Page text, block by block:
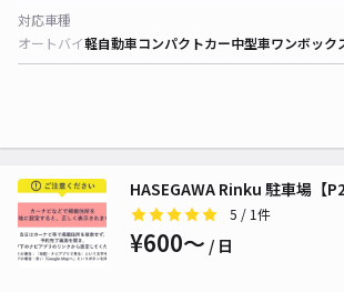
対応車種
オートバイ軽自動車コンパクトカー中型車ワンボック
HASEGAWA Rinku 駐車場【P2
5 / 1件
¥600〜 / 日